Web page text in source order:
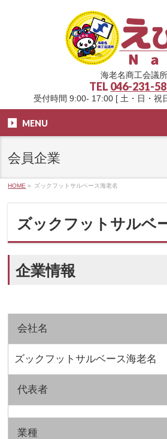
海老名商工会議所
TEL 046-231-
受付時間 9:00- 17:00 [ 土・日・祝
MENU
会員企業
HOME » ズックフットサルベース海老名
ズックフットサルベ
企業情報
会社名
ズックフットサルベース海老名
代表者
業種